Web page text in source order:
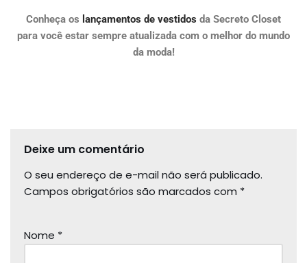
Conheça os lançamentos de vestidos da Secreto Closet
para você estar sempre atualizada com o melhor do mundo
da moda!
Deixe um comentário
O seu endereço de e-mail não será publicado.
Campos obrigatórios são marcados com *
Nome *